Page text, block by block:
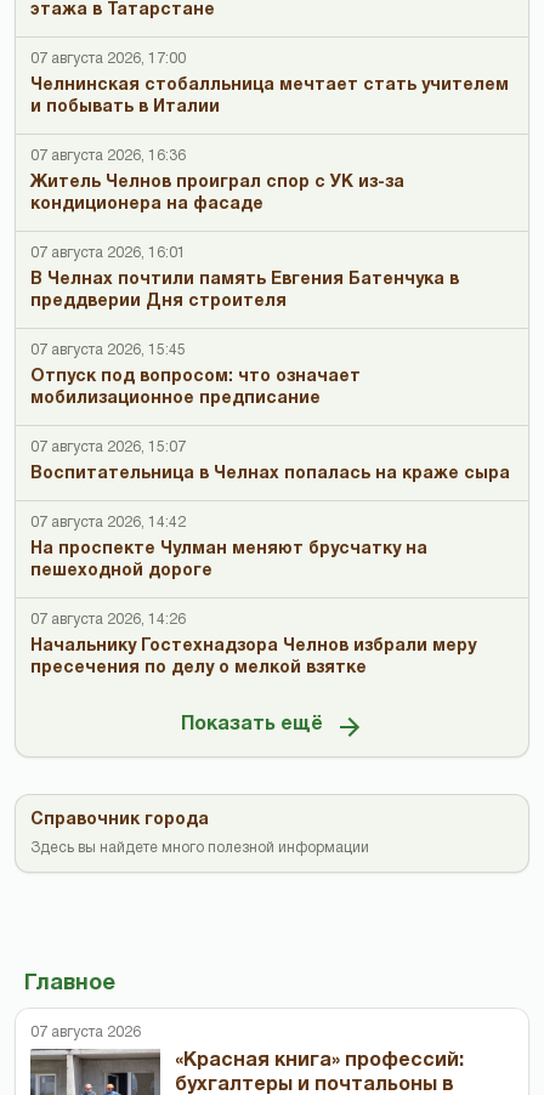
этажа в Татарстане
07 августа 2026, 17:00
Челнинская стобалльница мечтает стать учителем
и побывать в Италии
07 августа 2026, 16:36
Житель Челнов проиграл спор с УК из-за
кондиционера на фасаде
07 августа 2026, 16:01
В Челнах почтили память Евгения Батенчука в
преддверии Дня строителя
07 августа 2026, 15:45
Отпуск под вопросом: что означает
мобилизационное предписание
07 августа 2026, 15:07
Воспитательница в Челнах попалась на краже сыра
07 августа 2026, 14:42
На проспекте Чулман меняют брусчатку на
пешеходной дороге
07 августа 2026, 14:26
Начальнику Гостехнадзора Челнов избрали меру
пресечения по делу о мелкой взятке
Показать ещё
Справочник города
Здесь вы найдете много полезной информации
Главное
07 августа 2026
«Красная книга» профессий:
бухгалтеры и почтальоны в